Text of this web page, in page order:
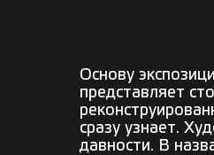
Основу
представляет
сразу узнает.
давности. В